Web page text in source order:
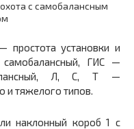
с самобалансным
простота установки и
самобалансный, ГИС —
Л, С, Т —
и тяжелого типов.
наклонный короб 1 с